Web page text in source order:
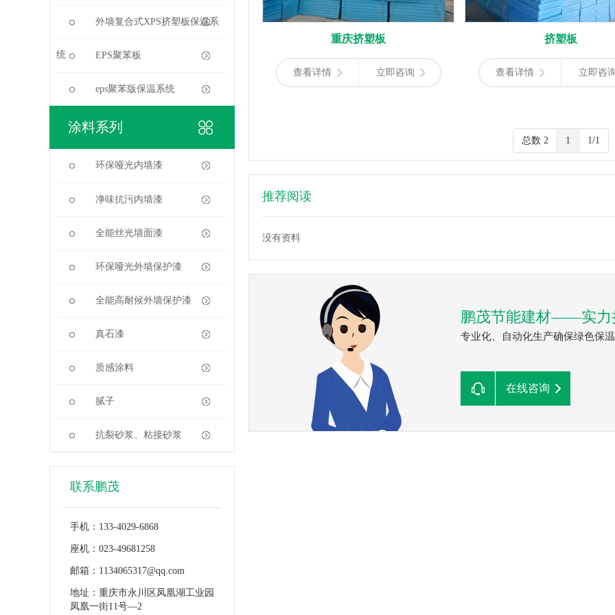
外墙复合式XPS挤塑板保温系
统 EPS聚苯板
eps聚苯版保温系统
涂料系列
环保哑光内墙漆
净味抗污内墙漆
全能丝光墙面漆
环保哑光外墙保护漆
全能高耐候外墙保护漆
真石漆
质感涂料
腻子
抗裂砂浆、粘接砂浆
联系鹏茂
手机：133-4029-6868
座机：023-49681258
邮箱：1134065317@qq.com
地址：重庆市永川区凤凰湖工业园
凤凰一街11号—2
重庆挤塑板
查看详情 立即咨询
挤塑板
查看详情 立即咨
总数 2 1 1/1
推荐阅读
没有资料
鹏茂节能建材——实力
专业化、自动化生产确保绿色保
在线咨询